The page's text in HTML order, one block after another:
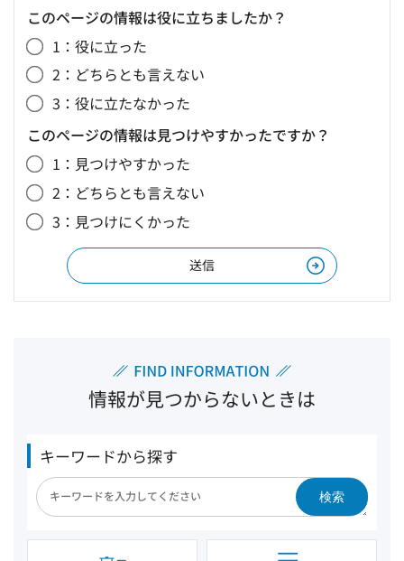
このページの情報は役に立ちましたか？
1：役に立った
2：どちらとも言えない
3：役に立たなかった
このページの情報は見つけやすかったですか？
1：見つけやすかった
2：どちらとも言えない
3：見つけにくかった
情報が見つからないときは
キーワードから探す
検索